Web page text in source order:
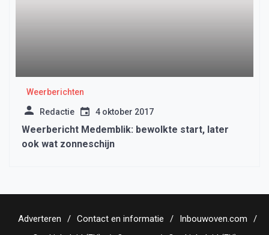
Weerberichten
Redactie 4 oktober 2017
Weerbericht Medemblik: bewolkte start, later
ook wat zonneschijn
Adverteren Contact en informatie
Inbouwoven.com